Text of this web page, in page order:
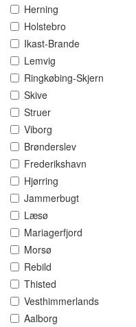
Herning
Holstebro
Ikast-Brande
Lemvig
Ringkøbing-Skjern
Skive
Struer
Viborg
Brønderslev
Frederikshavn
Hjørring
Jammerbugt
Læsø
Mariagerfjord
Morsø
Rebild
Thisted
Vesthimmerlands
Aalborg